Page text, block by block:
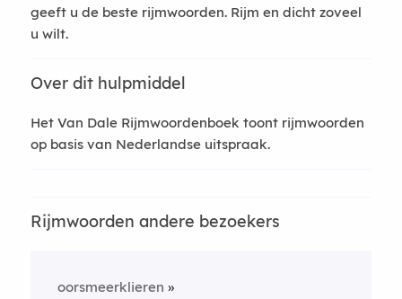
geeft u de beste rijmwoorden. Rijm en dicht zoveel
u wilt.
Over dit hulpmiddel
Het Van Dale Rijmwoordenboek toont rijmwoorden
op basis van Nederlandse uitspraak.
Rijmwoorden andere bezoekers
oorsmeerklieren